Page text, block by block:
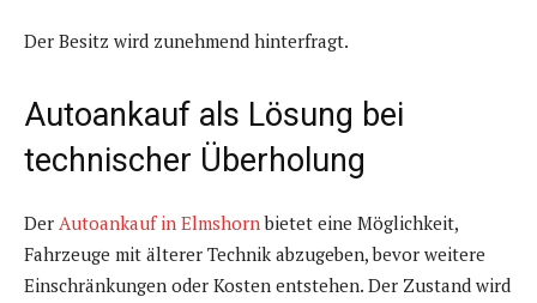
Der Besitz wird zunehmend hinterfragt.
Autoankauf als Lösung bei
technischer Überholung
Der Autoankauf in Elmshornbietet eine Möglichkeit,
Fahrzeuge mit älterer Technik abzugeben, bevor weitere
Einschränkungen oder Kosten entstehen. Der Zustand wird